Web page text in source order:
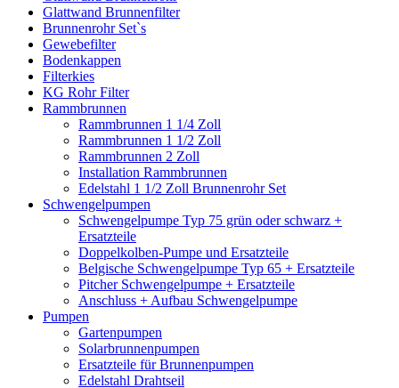
Glattwand Brunnenfilter
Brunnenrohr Set`s
Gewebefilter
Bodenkappen
Filterkies
KG Rohr Filter
Rammbrunnen
Rammbrunnen 1 1/4 Zoll
Rammbrunnen 1 1/2 Zoll
Rammbrunnen 2 Zoll
Installation Rammbrunnen
Edelstahl 1 1/2 Zoll Brunnenrohr Set
Schwengelpumpen
Schwengelpumpe Typ 75 grün oder schwarz +
Ersatzteile
Doppelkolben-Pumpe und Ersatzteile
Belgische Schwengelpumpe Typ 65 + Ersatzteile
Pitcher Schwengelpumpe + Ersatzteile
Anschluss + Aufbau Schwengelpumpe
Pumpen
Gartenpumpen
Solarbrunnenpumpen
Ersatzteile für Brunnenpumpen
Edelstahl Drahtseil